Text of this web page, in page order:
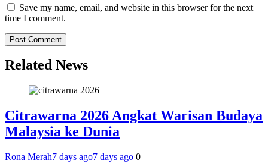
Save my name, email, and website in this browser for the next
time I comment.
Related News
Citrawarna 2026 Angkat Warisan Budaya
Malaysia ke Dunia
Rona Merah7 days ago7 days ago 0